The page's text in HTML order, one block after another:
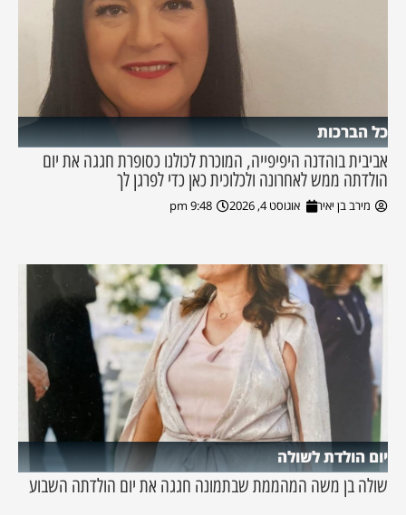
כל הברכות
אביבית בוהדנה היפיפייה, המוכרת לכולנו כסופרת חגגה את יום
הולדתה ממש לאחרונה ולכלוכית כאן כדי לפרגן לך
מירב בן יאיר אוגוסט 4, 2026 9:48 pm
יום הולדת לשולה
שולה בן משה המהממת שבתמונה חגגה את יום הולדתה השבוע